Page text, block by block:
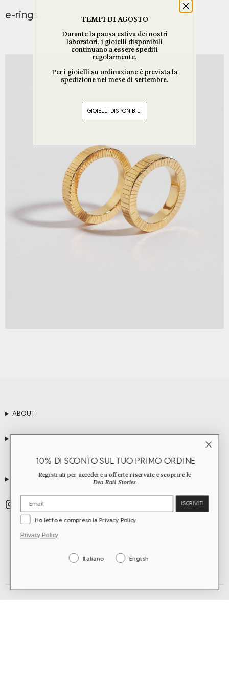
e-rings
ABOUT
TEMPI DI AGOSTO
Durante la pausa estiva dei nostri
laboratori, i gioielli disponibili
continuano a essere spediti
regolarmente.
Per i gioielli su ordinazione è prevista la
spedizione nel mese di settembre.
GIOIELLI DISPONIBILI
10% DI SCONTO SUL TUO PRIMO ORDINE
Registrati per accedere a offerte riservate e scoprire le
Dea Rail Stories
ISCRIVITI
Ho letto e compreso la Privacy Policy
Privacy Policy
Italiano English